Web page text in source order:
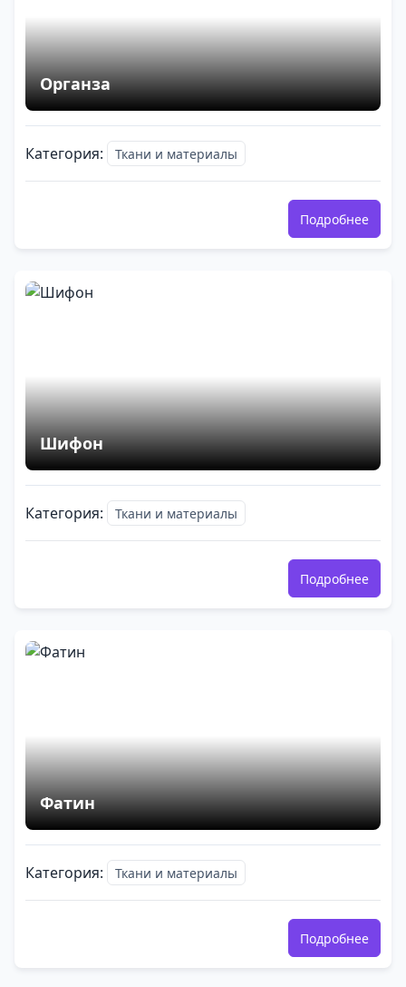
Органза
Категория: Ткани и материалы
Подробнее
Шифон
Категория: Ткани и материалы
Подробнее
Фатин
Категория: Ткани и материалы
Подробнее